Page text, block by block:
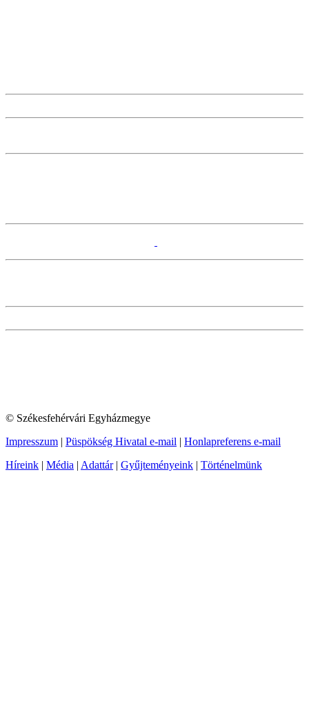
© Székesfehérvári Egyházmegye
Impresszum | Püspökség Hivatal e-mail | Honlapreferens e-mail
Híreink | Média | Adattár| Gyűjteményeink | Történelmünk